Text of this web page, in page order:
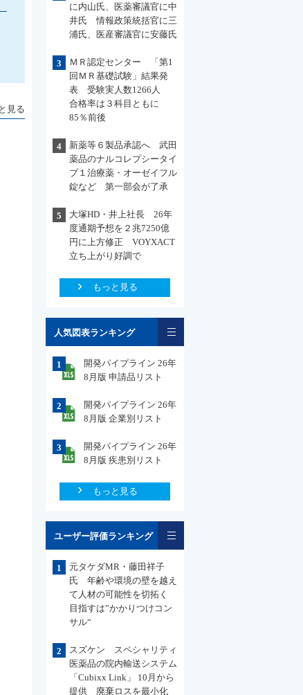
見る
に内山氏、医薬審議官に中
井氏 情報政策統括官に三
浦氏、医産審議官に安藤氏
3
ＭＲ認定センター 「第1
回ＭＲ基礎試験」結果発
表 受験実人数1266人
合格率は３科目ともに
85％前後
4
新薬等６製品承認へ 武田
薬品のナルコレプシータイ
プ１治療薬・オーゼイフル
錠など 第一部会が了承
5
大塚HD・井上社長 26年
度通期予想を２兆7250億
円に上方修正 VOYXACT
立ち上がり好調で
もっと見る
人気図表ランキング
1
開発パイプライン 26年
8月版 申請品リスト
2
開発パイプライン 26年
8月版 企業別リスト
3
開発パイプライン 26年
8月版 疾患別リスト
もっと見る
ユーザー評価ランキング
1
元タケダMR・藤田祥子
氏 年齢や環境の壁を越え
て人材の可能性を切拓く
目指すは”かかりつけコン
サル“
2
スズケン スペシャリティ
医薬品の院内輸送システム
「Cubixx Link」 10月から
提供 廃棄ロスを最小化